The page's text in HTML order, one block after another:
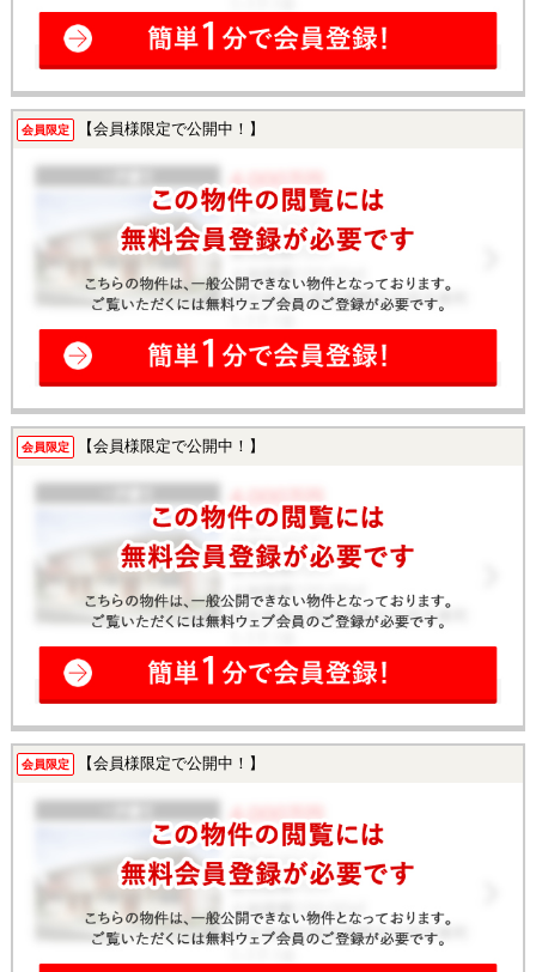
会員限定 【会員様限定で公開中！】
会員限定 【会員様限定で公開中！】
会員限定 【会員様限定で公開中！】